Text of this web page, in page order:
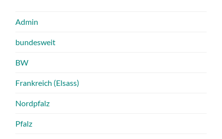
Admin
bundesweit
BW
Frankreich (Elsass)
Nordpfalz
Pfalz